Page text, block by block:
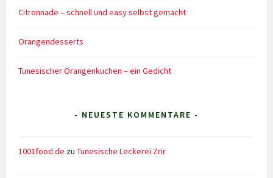
Citronnade – schnell und easy selbst gemacht
Orangendesserts
Tunesischer Orangenkuchen – ein Gedicht
- NEUESTE KOMMENTARE -
1001food.de zuTunesische Leckerei Zrir